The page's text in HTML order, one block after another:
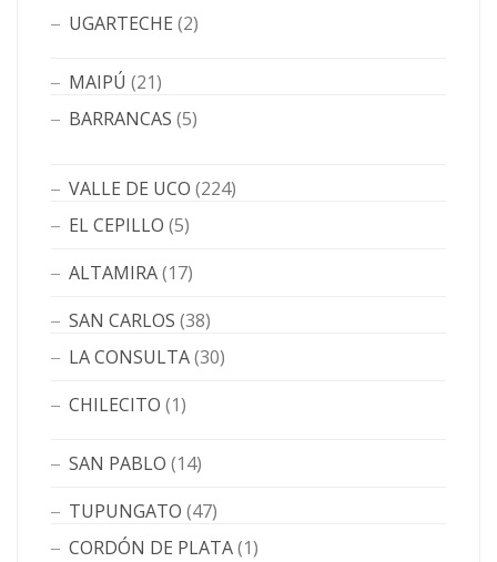
UGARTECHE (2)
MAIPÚ (21)
BARRANCAS (5)
VALLE DE UCO (224)
EL CEPILLO (5)
ALTAMIRA(17)
SAN CARLOS (38)
LA CONSULTA(30)
CHILECITO (1)
SAN PABLO (14)
TUPUNGATO (47)
CORDÓN DE PLATA(1)